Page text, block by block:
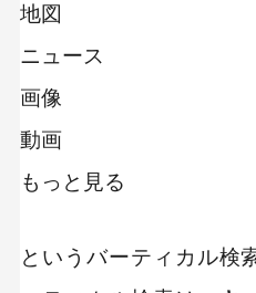
地図
ニュース
画像
動画
もっと見る
というバーティカル検